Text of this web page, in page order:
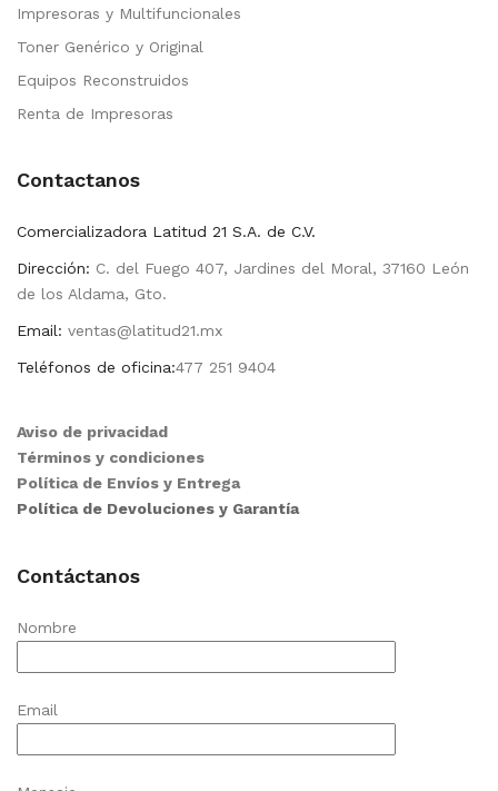
Impresoras y Multifuncionales
Toner Genérico y Original
Equipos Reconstruidos
Renta de Impresoras
Contactanos
Comercializadora Latitud 21 S.A. de C.V.
Dirección: C. del Fuego 407, Jardines del Moral, 37160 León
de los Aldama, Gto.
Email: ventas@latitud21.mx
Teléfonos de oficina:477 251 9404
Aviso de privacidad
Términos y condiciones
Política de Envíos y Entrega
Política de Devoluciones y Garantía
Contáctanos
Nombre
Email